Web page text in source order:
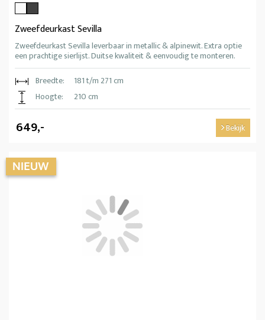
Zweefdeurkast Sevilla
Zweefdeurkast Sevilla leverbaar in metallic & alpinewit. Extra optie
een prachtige sierlijst. Duitse kwaliteit & eenvoudig te monteren.
Breedte:
181 t/m 271 cm
Hoogte:
210 cm
649,- Bekijk